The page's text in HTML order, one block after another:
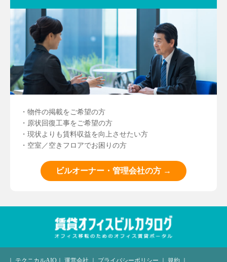
・物件の掲載をご希望の方
・原状回復工事をご希望の方
・現状よりも賃料収益を向上させたい方
・空室／空きフロアでお困りの方
ビルオーナー・管理会社の方 →
｜ テクニカルAIO ｜ 運営会社 ｜ プライバシーポリシー ｜ 規約 ｜